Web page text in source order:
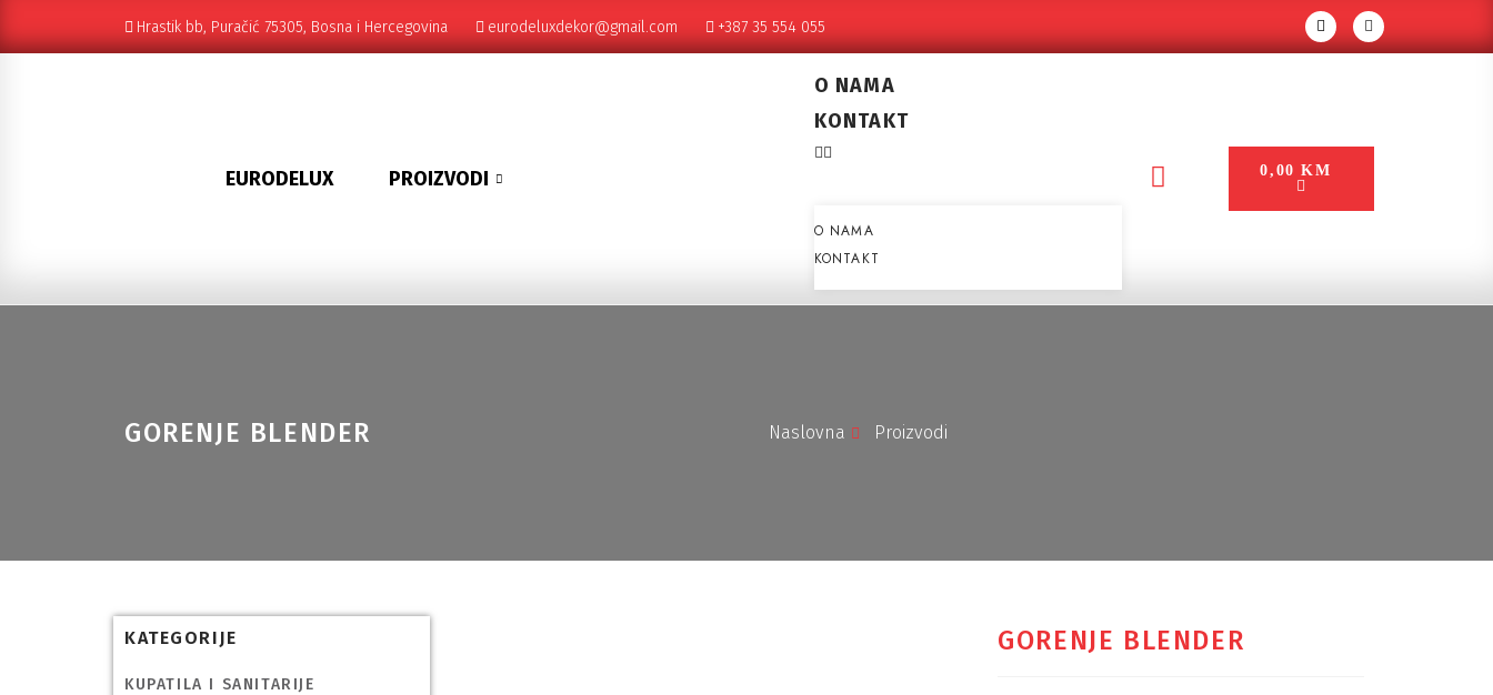
Hrastik bb, Puračić 75305, Bosna i Hercegovina eurodeluxdekor@gmail.com +387 35 554 055
EURODELUX PROIZVODI
O NAMA
KONTAKT
O NAMA
KONTAKT
0,00KM
GORENJE BLENDER Naslovna Proizvodi
KATEGORIJE
KUPATILA I SANITARIJE
GORENJE BLENDER